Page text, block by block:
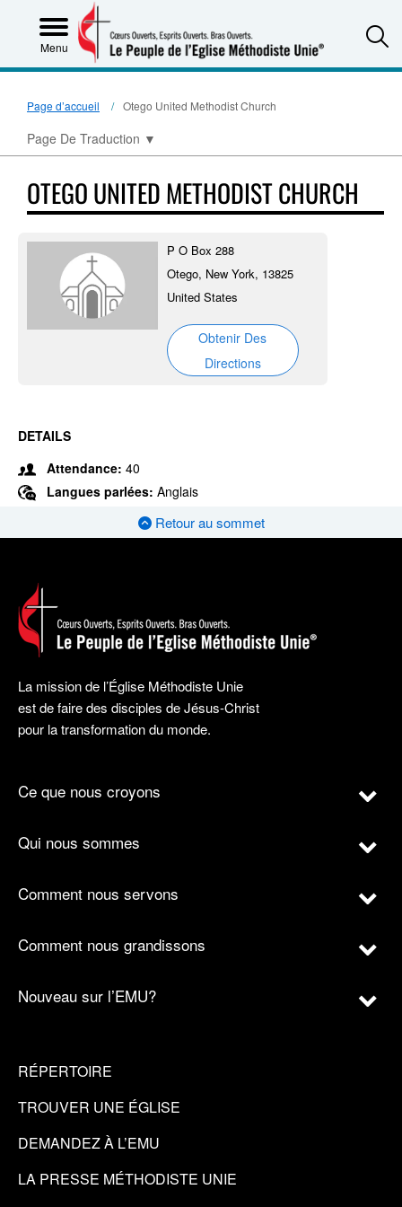
Menu
Page d’accueil Otego United Methodist Church
Page De Traduction ▼
OTEGO UNITED METHODIST CHURCH
P O Box 288
Otego, New York, 13825
United States
Obtenir Des
Directions
DETAILS
Attendance: 40
Langues parlées: Anglais
Retour au sommet
La mission de l’Église Méthodiste Unie
est de faire des disciples de Jésus-Christ
pour la transformation du monde.
Ce que nous croyons
Qui nous sommes
Comment nous servons
Comment nous grandissons
Nouveau sur l’EMU?
RÉPERTOIRE
TROUVER UNE ÉGLISE
DEMANDEZ À L’EMU
LA PRESSE MÉTHODISTE UNIE